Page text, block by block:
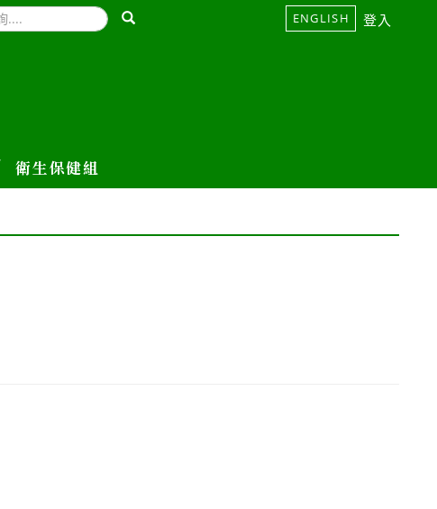
ENGLISH 登入
衛生保健組